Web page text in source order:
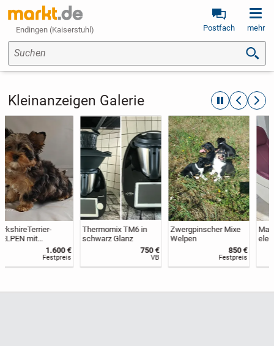
Endingen (Kaiserstuhl) Postfach mehr
Suchen
Kleinanzeigen Galerie automatische
Thermomix TM6 in
schwarz Glanz
750 €
Zwergpinscher Mixe
Welpen
850 €
Festpreis
Massagesessel in
eleganter, moderner
Form, neuwertig, da
Serienrippenbruch für
590 €
Festpreis